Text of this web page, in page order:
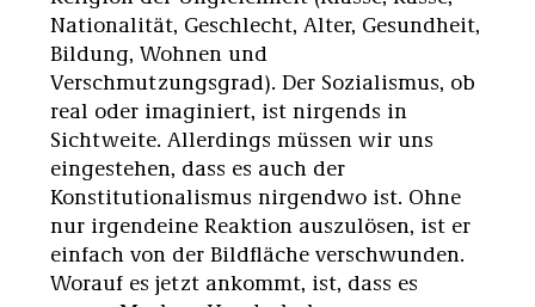
Nationalität, Geschlecht, Alter, Gesundheit,
Bildung, Wohnen und
Verschmutzungsgrad). Der Sozialismus, ob
real oder imaginiert, ist nirgends in
Sichtweite. Allerdings müssen wir uns
eingestehen, dass es auch der
Konstitutionalismus nirgendwo ist. Ohne
nur irgendeine Reaktion auszulösen, ist er
einfach von der Bildfläche verschwunden.
Worauf es jetzt ankommt, ist, dass es